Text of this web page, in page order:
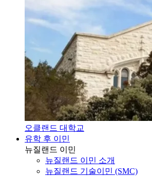
오클랜드 대학교
유학 후 이민
뉴질랜드 이민
뉴질랜드 이민 소개
뉴질랜드 기술이민 (SMC)
고용주 인증 워크비자 (AEWV)